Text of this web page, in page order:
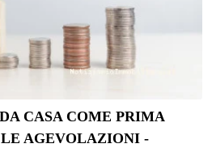
CASA COME PRIMA
AGEVOLAZIONI -